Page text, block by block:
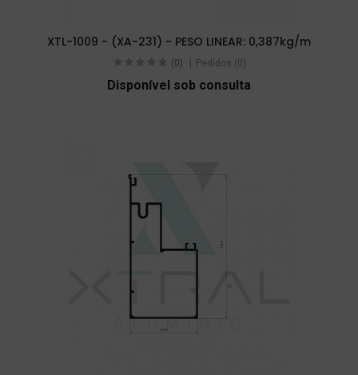
XTL-1009 - (XA-231) - PESO LINEAR: 0,387kg/m
(0) Pedidos (0)
Disponível sob consulta